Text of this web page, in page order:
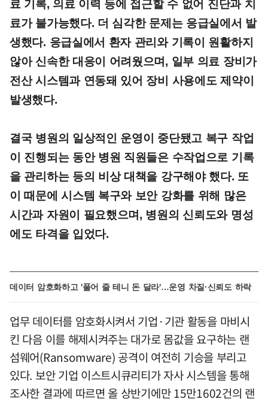
료 기록, 의료 이력 등에 접근할 수 없어 진단과 치
료가 불가능했다. 더 심각한 문제는 응급실에서 발
생했다. 응급실에서 환자 관리와 기록이 원활하지
않아 신속한 대응이 어려웠으며, 일부 의료 장비가
전산 시스템과 연동돼 있어 장비 사용에도 제약이
발생했다.
결국 병원의 일상적인 운영이 중단됐고 복구 작업
이 진행되는 동안 병원 직원들은 수작업으로 기록
을 관리하는 등의 비상 대책을 강구해야 했다. 또
이 때문에 시스템 복구와 보안 강화를 위해 많은
시간과 자원이 필요했으며, 병원의 신뢰도와 명성
에도 타격을 입었다.
데이터 암호화하고 '풀어 줄 테니 돈 달라'…운영 차질·신뢰도 하락
업무 데이터를 암호화시켜서 기업·기관 활동을 마비시
킨 다음 이를 해제시켜주는 대가로 몸값을 요구하는 랜
섬웨어(Ransomware) 공격이 여전히 기승을 부리고
있다. 보안 기업 이스트시큐리티가 자사 시스템을 통해
조사한 결과에 따르면 올 상반기에만 15만1602건의 랜